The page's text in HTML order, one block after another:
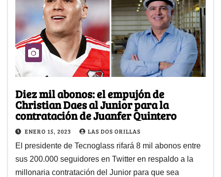
Diez mil abonos: el empujón de
Christian Daes al Junior para la
contratación de Juanfer Quintero
ENERO 15, 2023 LAS DOS ORILLAS
El presidente de Tecnoglass rifará 8 mil abonos entre
sus 200.000 seguidores en Twitter en respaldo a la
millonaria contratación del Junior para que sea